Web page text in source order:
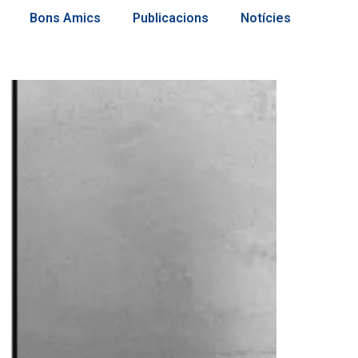
Bons Amics Publicacions Notícies